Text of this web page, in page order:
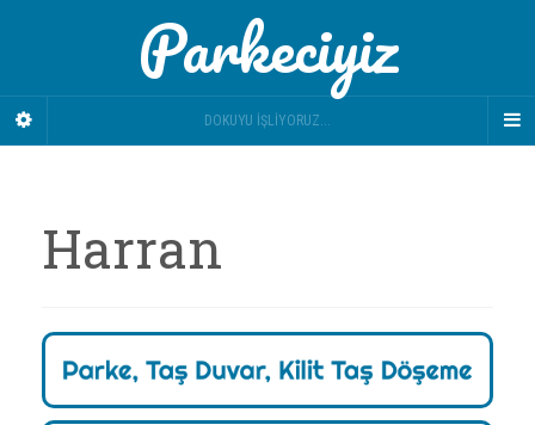
Parkeciyiz
DOKUYU İŞLIYORUZ...
Harran